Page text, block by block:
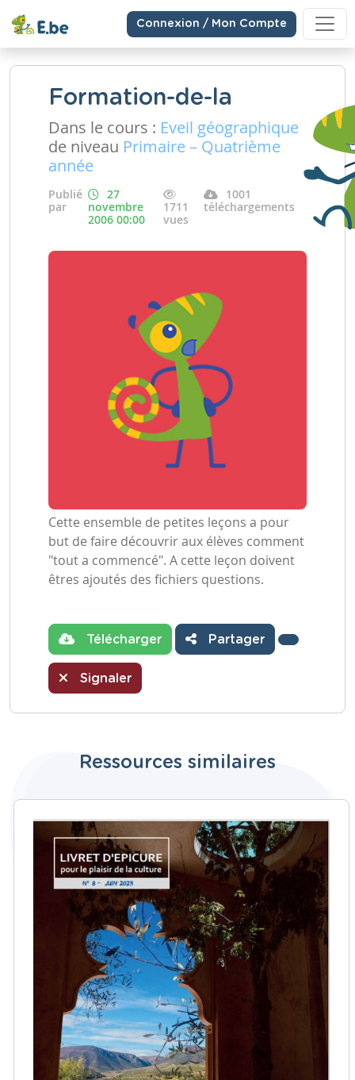
Connexion / Mon Compte
Formation-de-la
Dans le cours : Eveil géographique
de niveau Primaire – Quatrième
année
Publié
par
27
novembre
2006 00:00
1711
vues
1001
téléchargements
Cette ensemble de petites leçons a pour
but de faire découvrir aux élèves comment
"tout a commencé". A cette leçon doivent
êtres ajoutés des fichiers questions.
Télécharger Partager
Signaler
Ressources similaires